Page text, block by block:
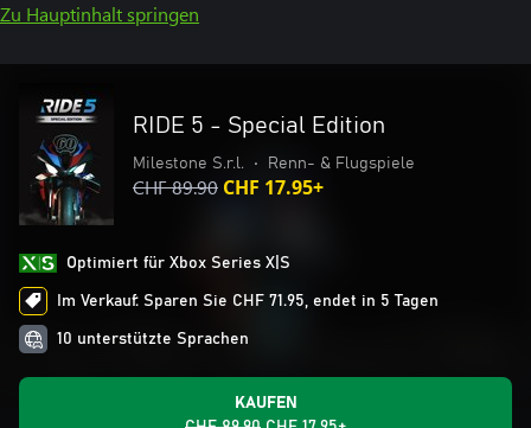
Zu Hauptinhalt springen
RIDE 5 - Special Edition
Milestone S.r.l. • Renn- & Flugspiele
CHF 89.90 CHF 17.95+
Optimiert für Xbox Series X|S
Im Verkauf: Sparen Sie CHF 71.95, endet in 5 Tagen
10 unterstützte Sprachen
KAUFEN